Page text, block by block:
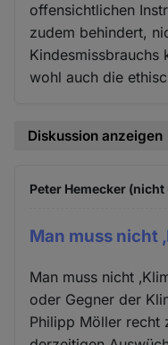
offensichtlichen
zudem behindert,
Kindesmissbrauchs
wohl auch die
Diskussion anzeigen
Peter Hemecker
Man muss nicht
Man muss nicht
oder Gegner der
Philipp Möller recht